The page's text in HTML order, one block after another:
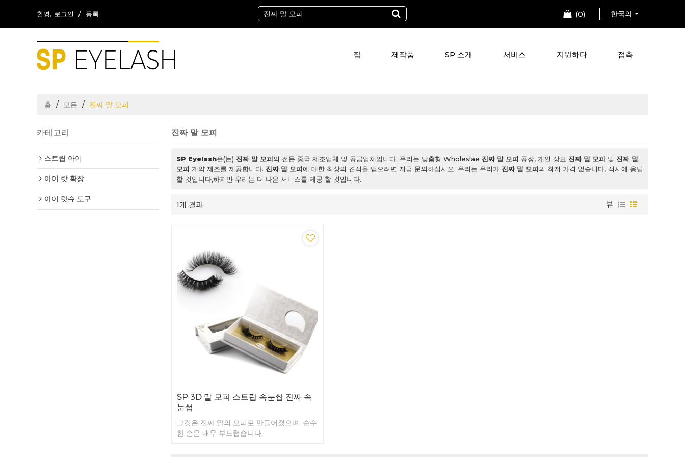
환영, 로그인 / 등록 0 한국의
집 제작품 SP 소개 서비스 지원하다 접촉
홈 / 모든 / 진짜 말 모피
카테고리
스트립 아이
아이 랏 확장
아이 랏슈 도구
진짜 말 모피
SP Eyelash은(는) 진짜 말 모피의 전문 중국 제조업체 및 공급업체입니다. 우리는 맞춤형 Wholeslae 진짜 말 모피 공장, 개인 상표 진짜 말 모피 및 진짜 말
모피 계약 제조를 제공합니다. 진짜 말 모피에 대한 최상의 견적을 얻으려면 지금 문의하십시오. 우리는 우리가 진짜 말 모피의 최저 가격 없습니다, 적시에 응답
할 것입니다,하지만 우리는 더 나은 서비스를 제공 할 것입니다.
1개 결과 뷰
SP 3D 말 모피 스트립 속눈썹 진짜 속
눈썹
그것은 진짜 말의 모피로 만들어졌으며, 순수
한 손은 매우 부드럽습니다.